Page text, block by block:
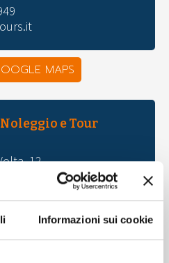
Informazioni sui cookie
MAPS
e Tour
12